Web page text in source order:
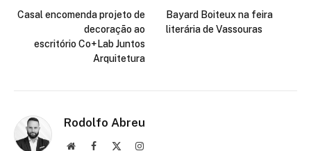
Casal encomenda projeto de
decoração ao
escritório Co+Lab Juntos
Arquitetura
Bayard Boiteux na feira
literária de Vassouras
Rodolfo Abreu
Site Facebook Instagram